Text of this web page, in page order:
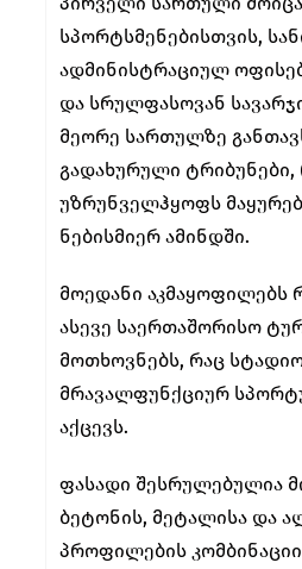
სპორტსმენებისთვის,
ადმინისტრაციულ
და სრულფასოვან
მეორე სართულზე
გადახურული
უზრუნველჰყოფს
ნებისმიერ ამინდში.
მოედანი აკმაყოფილებს
ასევე საერთაშორისო
მოთხოვნებს, რაც
მრავალფუნქციურ
აქცევს.
ფასადი შესრულებულია
ბეტონის, მეტალისა და
პროფილების